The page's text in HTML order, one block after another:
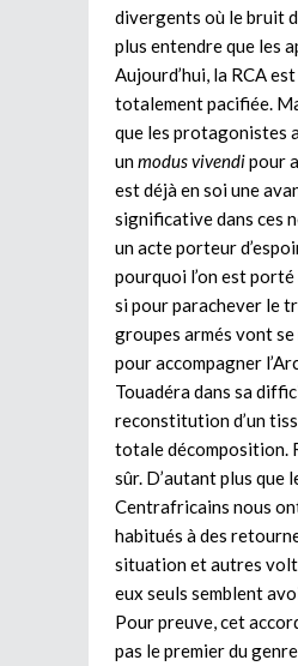
divergents où le bruit
plus entendre que les
Aujourd’hui, la RCA
totalement pacifiée.
que les protagonistes
unmodus vivendipour
est déjà en soi une
significative dans ces
un acte porteur
pourquoi l’on est porté
si pour parachever le
groupes armés vont se
pour accompagner
Touadéra dans sa
reconstitution d’un
totale décomposition.
sûr. D’autant plus que
Centrafricains nous
habitués à des
situation et autres
eux seuls semblent
Pour preuve, cet
pas le premier du